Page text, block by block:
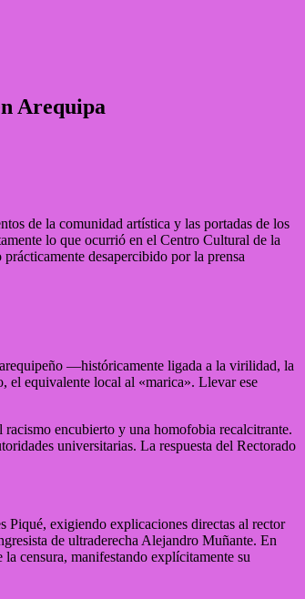
Arequipa
de la comunidad artística y las portadas de los
lo que ocurrió en el Centro Cultural de la
desapercibido por la prensa
—históricamente ligada a la virilidad, la
el equivalente local al «marica». Llevar ese
encubierto y una homofobia recalcitrante.
universitarias. La respuesta del Rectorado
Piqué, exigiendo explicaciones directas al rector
de ultraderecha Alejandro Muñante. En
censura, manifestando explícitamente su